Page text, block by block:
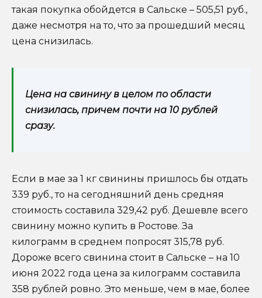
такая покупка обойдется в Сальске – 505,51 руб.,
даже несмотря на то, что за прошедший месяц
цена снизилась.
Цена на свинину в целом по области
снизилась, причем почти на 10 рублей
сразу.
Если в мае за 1 кг свинины пришлось бы отдать
339 руб., то на сегодняшний день средняя
стоимость составила 329,42 руб. Дешевле всего
свинину можно купить в Ростове. За
килограмм в среднем попросят 315,78 руб.
Дороже всего свинина стоит в Сальске – на 10
июня 2022 года цена за килограмм составила
358 рублей ровно. Это меньше, чем в мае, более